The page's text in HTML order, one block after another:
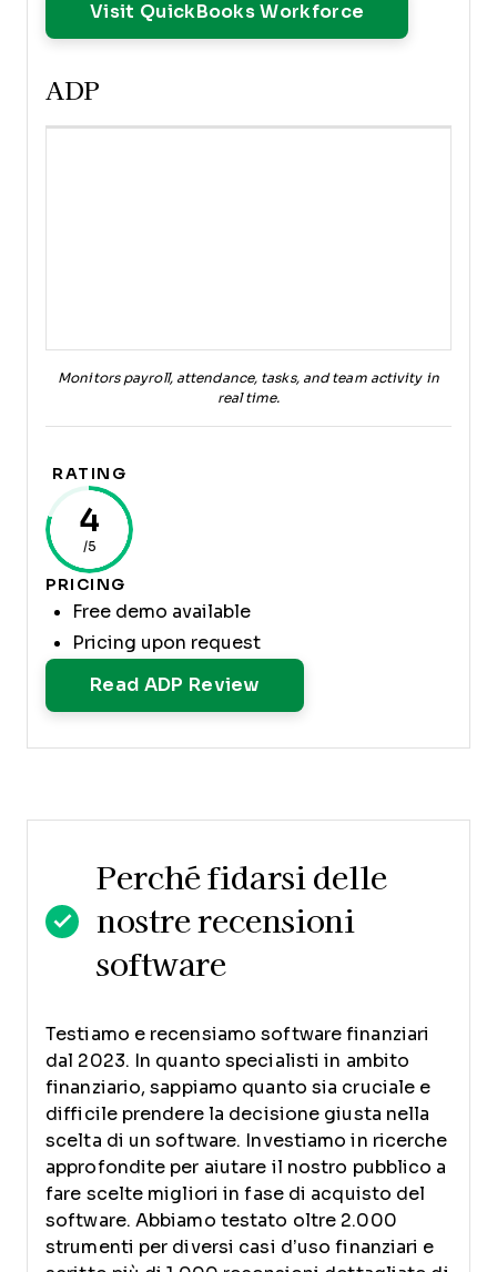
Visit QuickBooks Workforce
ADP
Monitors payroll, attendance, tasks, and team activity in
real time.
RATING
4
/5
PRICING
Free demo available
Pricing upon request
Read ADP ReviewOpens New Window
Perché fidarsi delle
nostre recensioni
software
Testiamo e recensiamo software finanziari
dal 2023. In quanto specialisti in ambito
finanziario, sappiamo quanto sia cruciale e
difficile prendere la decisione giusta nella
scelta di un software.
Investiamo in ricerche
approfondite per aiutare il nostro pubblico a
fare scelte migliori in fase di acquisto del
software. Abbiamo testato oltre 2.000
strumenti per diversi casi d’uso finanziari e